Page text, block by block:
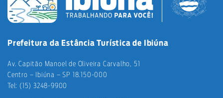
Prefeitura da Estância Turística de Ibiúna
Av. Capitão Manoel de Oliveira Carvalho, 51
Centro – Ibiúna – SP 18.150-000
Tel: (15) 3248-9900